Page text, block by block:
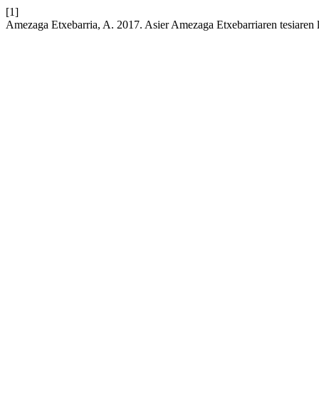
[1]
Amezaga Etxebarria, A. 2017. Asier Amezaga Etxebarriaren tesiaren